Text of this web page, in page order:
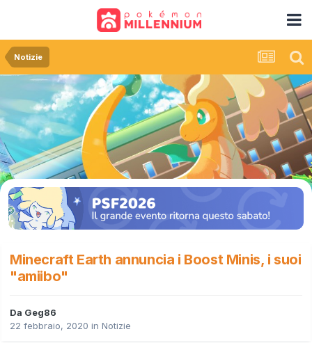
Notizie
Minecraft Earth annuncia i Boost Minis, i suoi
"amiibo"
Da Geg86
22 febbraio, 2020 in Notizie